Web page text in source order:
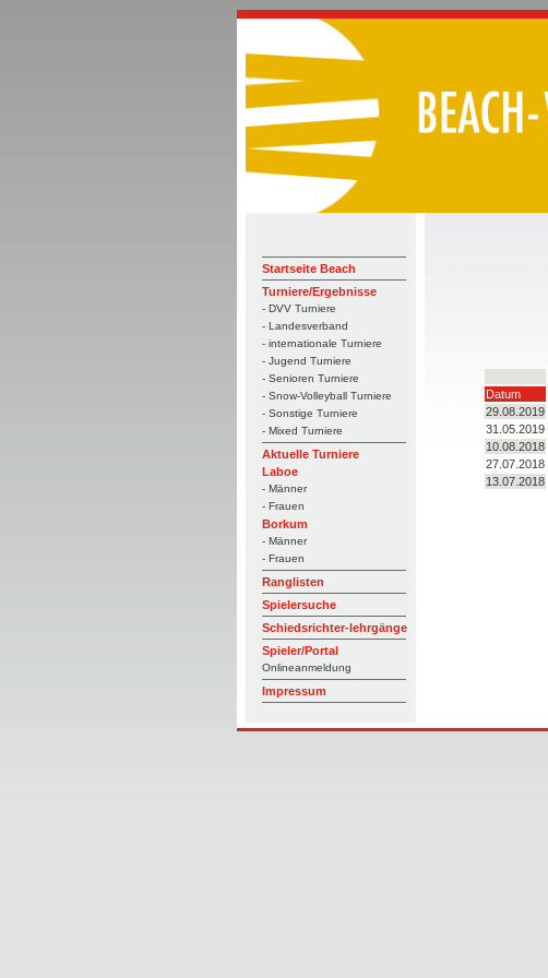
Startseite Beach
Turniere/Ergebnisse
- DVV Turniere
- Landesverband
- internationale Turniere
- Jugend Turniere
- Senioren Turniere
- Snow-Volleyball Turniere
- Sonstige Turniere
- Mixed Turniere
Aktuelle Turniere
Laboe
- Männer
- Frauen
Borkum
- Männer
- Frauen
Ranglisten
Spielersuche
Schiedsrichter-lehrgänge
Spieler/Portal
Onlineanmeldung
Impressum
Datum
29.08.2019
31.05.2019
10.08.2018
27.07.2018
13.07.2018